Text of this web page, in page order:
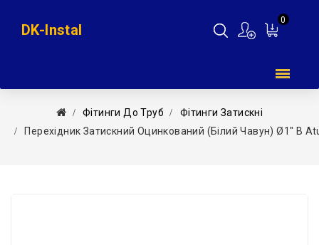
0
DK-Instal
Фітинги До Труб
Фітинги Затискні
Перехідник Затискний Оцинкований (білий Чавун) Ø1″ В